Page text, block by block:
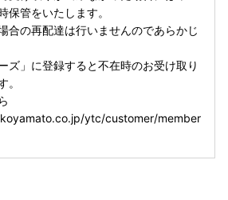
保管をいたします。
合の再配達は行いませんのであらかじ
ズ」に登録すると不在時のお受け取り
。
ytc/customer/member